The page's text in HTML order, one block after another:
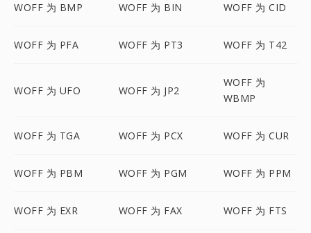
WOFF 为 BMP WOFF 为 BIN WOFF 为 CID
WOFF 为 PFA WOFF 为 PT3 WOFF 为 T42
WOFF 为 UFO WOFF 为 JP2
WOFF 为
WBMP
WOFF 为 TGA WOFF 为 PCX WOFF 为 CUR
WOFF 为 PBM WOFF 为 PGM WOFF 为 PPM
WOFF 为 EXR WOFF 为 FAX WOFF 为 FTS